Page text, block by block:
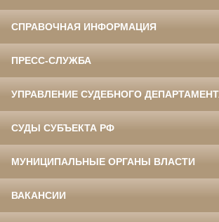
СПРАВОЧНАЯ ИНФОРМАЦИЯ
ПРЕСС-СЛУЖБА
УПРАВЛЕНИЕ СУДЕБНОГО
СУДЫ СУБЪЕКТА РФ
МУНИЦИПАЛЬНЫЕ ОРГАНЫ ВЛАСТИ
ВАКАНСИИ